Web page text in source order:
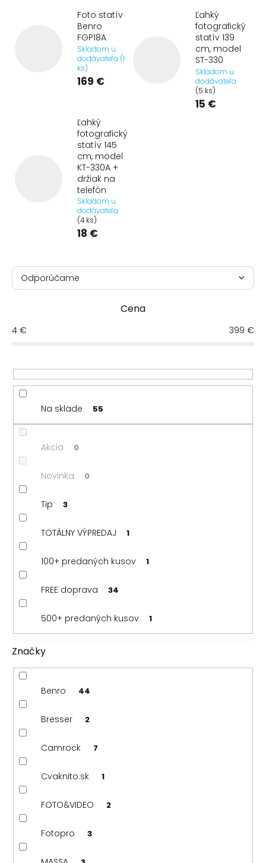
Foto statív
Benro
FGP18A
Skladom u
dodávateľa (1
ks)
169 €
Ľahký
fotografický
statív 139
cm, model
ST-330
Skladom u
dodávateľa
(5 ks)
15 €
Ľahký
fotografický
statív 145
cm, model
KT-330A +
držiak na
telefón
Skladom u
dodávateľa
(4 ks)
18 €
R
d
i
r
o
d
k
Odporúčame
Abecedne
Cena
4 € 399 €
Na sklade 55
Akcia 0
Novinka 0
Tip 3
TOTÁLNY VÝPREDAJ 1
100+ predaných kusov 1
FREE doprava 34
500+ predaných kusov 1
Značky
Benro 44
Bresser 2
Camrock 7
Cvaknito.sk 1
FOTO&VIDEO 2
Fotopro 3